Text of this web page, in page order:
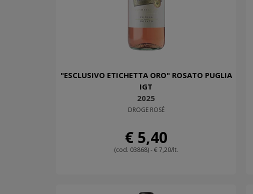
"ESCLUSIVO ETICHETTA ORO" ROSATO PUGLIA
IGT
2025
DROGE ROSÉ
€ 5,40
(cod. 03868) - € 7,20/lt.